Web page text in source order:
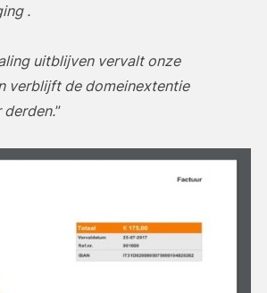
.
uitblijven vervalt onze
verblijft de domeinextentie
”